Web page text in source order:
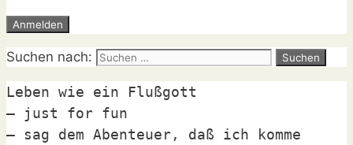
Suchen nach:
Leben wie ein Flußgott
– just for fun
– sag dem Abenteuer, daß ich komme